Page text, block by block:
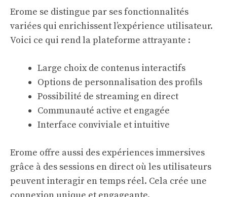
Erome se distingue par ses fonctionnalités
variées qui enrichissent l’expérience utilisateur.
Voici ce qui rend la plateforme attrayante :
Large choix de contenus interactifs
Options de personnalisation des profils
Possibilité de streaming en direct
Communauté active et engagée
Interface conviviale et intuitive
Erome offre aussi des expériences immersives
grâce à des sessions en direct où les utilisateurs
peuvent interagir en temps réel. Cela crée une